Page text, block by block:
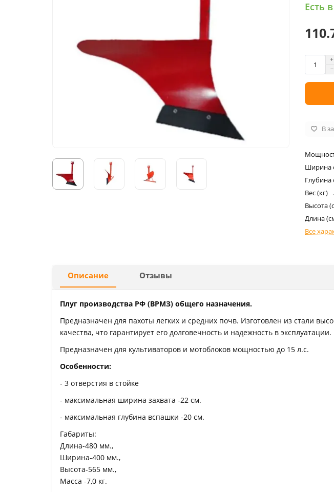
Есть
В
Ширина
Глубина
Вес (кг)
Высота
Длина
Все
Описание Отзывы
Плуг производства РФ (ВРМЗ) общего назначения.
Предназначен для пахоты легких и средних почв. Изготовлен из стали
качества, что гарантирует его долговечность и надежность в эксплуатации.
Предназначен для культиваторов и мотоблоков мощностью до 15 л.с.
Особенности:
- 3 отверстия в стойке
- максимальная ширина захвата -22 см.
- максимальная глубина вспашки -20 см.
Габариты:
Длина-480 мм.,
Ширина-400 мм.,
Высота-565 мм.,
Масса -7,0 кг.